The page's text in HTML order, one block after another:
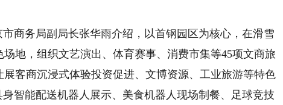
务局副局长张华雨介绍，以首钢园区为核心，在滑雪
地，组织文艺演出、体育赛事、消费市集等45项文商旅
客商沉浸式体验投资促进、文博资源、工业旅游等特色
智能配送机器人展示、美食机器人现场制餐、足球竞技